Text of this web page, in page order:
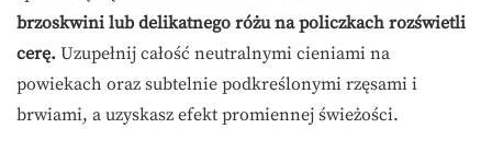
brzoskwini lub delikatnego różu na policzkach rozświetli
cerę. Uzupełnij całość neutralnymi cieniami na
powiekach oraz subtelnie podkreślonymi rzęsami i
brwiami, a uzyskasz efekt promiennej świeżości.